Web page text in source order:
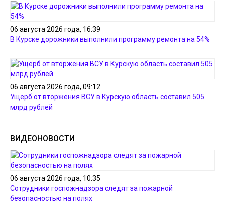
06 августа 2026 года, 16:39
В Курске дорожники выполнили программу ремонта на 54%
06 августа 2026 года, 09:12
Ущерб от вторжения ВСУ в Курскую область составил 505
млрд рублей
ВИДЕОНОВОСТИ
06 августа 2026 года, 10:35
Сотрудники госпожнадзора следят за пожарной
безопасностью на полях